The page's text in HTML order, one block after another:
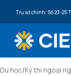
Trụ sở chính: Số 23-25
Du học/Kỳ thi ngoại